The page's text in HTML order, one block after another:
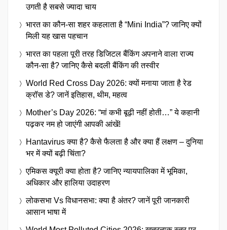
उगती है सबसे ज्यादा चाय
भारत का कौन-सा शहर कहलाता है “Mini India”? जानिए क्यों
मिली यह खास पहचान
भारत का पहला पूरी तरह डिजिटल बैंकिंग अपनाने वाला राज्य
कौन-सा है? जानिए कैसे बदली बैंकिंग की तस्वीर
World Red Cross Day 2026: क्यों मनाया जाता है रेड
क्रॉस डे? जानें इतिहास, थीम, महत्व
Mother’s Day 2026: “मां कभी बूढ़ी नहीं होती…” ये कहानी
पढ़कर नम हो जाएंगी आपकी आंखें!
Hantavirus क्या है? कैसे फैलता है और क्या हैं लक्षण – दुनिया
भर में क्यों बढ़ी चिंता?
एमिकस क्यूरी क्या होता है? जानिए न्यायपालिका में भूमिका,
अधिकार और हालिया उदाहरण
लोकसभा Vs विधानसभा: क्या है अंतर? जानें पूरी जानकारी
आसान भाषा में